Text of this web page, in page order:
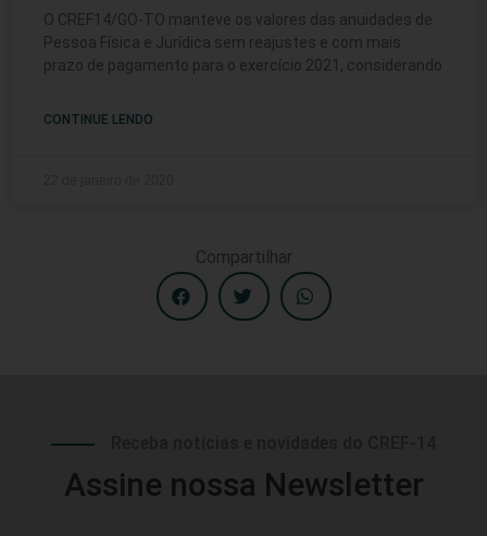
O CREF14/GO-TO manteve os valores das anuidades de
Pessoa Física e Jurídica sem reajustes e com mais
prazo de pagamento para o exercício 2021, considerando
CONTINUE LENDO
Compartilhar
Assine nossa Newsletter